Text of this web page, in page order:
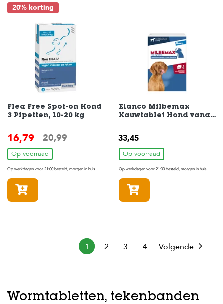
20% korting
Flea Free Spot-on Hond
3 Pipetten, 10-20 kg
20,99
16,79
Op voorraad
Op werkdagen voor 21:00 besteld, morgen in huis
Elanco Milbemax
Kauwtablet Hond vanaf
33,45
Op voorraad
Op werkdagen voor 21:00 besteld, morgen in huis
1 2 3 4 Volgende
Wormtabletten, tekenbanden